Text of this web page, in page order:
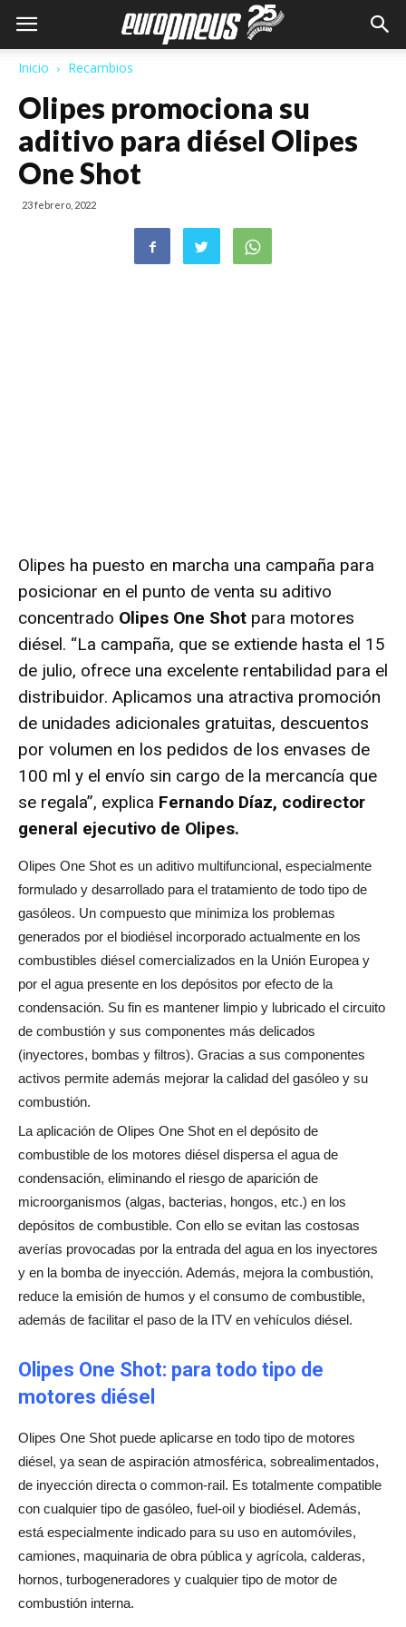
Inicio Recambios
Olipes promociona su
aditivo para diésel Olipes
One Shot
23 febrero, 2022
Olipes ha puesto en marcha una campaña para
posicionar en el punto de venta su aditivo
concentrado Olipes One Shot para motores
diésel. “La campaña, que se extiende hasta el 15
de julio, ofrece una excelente rentabilidad para el
distribuidor. Aplicamos una atractiva promoción
de unidades adicionales gratuitas, descuentos
por volumen en los pedidos de los envases de
100 ml y el envío sin cargo de la mercancía que
se regala”, explica Fernando Díaz, codirector
general ejecutivo de Olipes.
Olipes One Shot es un aditivo multifuncional, especialmente
formulado y desarrollado para el tratamiento de todo tipo de
gasóleos. Un compuesto que minimiza los problemas
generados por el biodiésel incorporado actualmente en los
combustibles diésel comercializados en la Unión Europea y
por el agua presente en los depósitos por efecto de la
condensación. Su fin es mantener limpio y lubricado el circuito
de combustión y sus componentes más delicados
(inyectores, bombas y filtros). Gracias a sus componentes
activos permite además mejorar la calidad del gasóleo y su
combustión.
La aplicación de Olipes One Shot en el depósito de
combustible de los motores diésel dispersa el agua de
condensación, eliminando el riesgo de aparición de
microorganismos (algas, bacterias, hongos, etc.) en los
depósitos de combustible. Con ello se evitan las costosas
averías provocadas por la entrada del agua en los inyectores
y en la bomba de inyección. Además, mejora la combustión,
reduce la emisión de humos y el consumo de combustible,
además de facilitar el paso de la ITV en vehículos diésel.
Olipes One Shot: para todo tipo de
motores diésel
Olipes One Shot puede aplicarse en todo tipo de motores
diésel, ya sean de aspiración atmosférica, sobrealimentados,
de inyección directa o common-rail. Es totalmente compatible
con cualquier tipo de gasóleo, fuel-oil y biodiésel. Además,
está especialmente indicado para su uso en automóviles,
camiones, maquinaria de obra pública y agrícola, calderas,
hornos, turbogeneradores y cualquier tipo de motor de
combustión interna.